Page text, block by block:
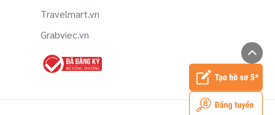
Travelmart.vn
Grabviec.vn